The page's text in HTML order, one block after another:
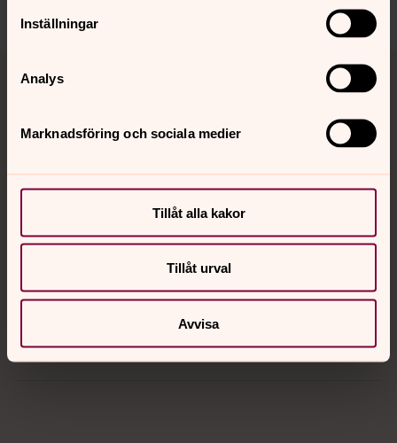
Inställningar
Analys
Marknadsföring och sociala medier
Tillåt alla kakor
Tillåt urval
Avvisa
Sociala kanaler